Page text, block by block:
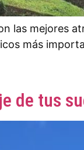
las mejores
más
de tus